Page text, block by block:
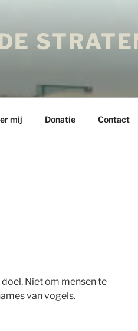
mij Donatie Contact
Niet om mensen te
van vogels.